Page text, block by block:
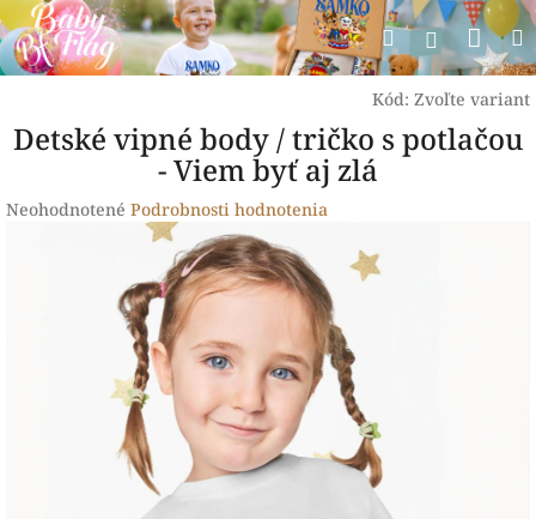
Prejsť
na
obsah
Hľadať
Kód: Zvoľte variant
Detské vipné body / tričko s potlačou
- Viem byť aj zlá
Priemerné
Neohodnotené Podrobnosti hodnotenia